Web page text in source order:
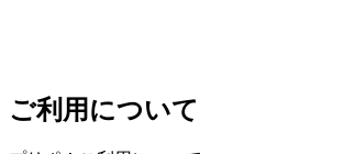
ご利用について